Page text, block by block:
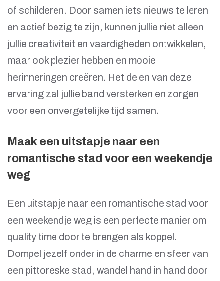
of schilderen. Door samen iets nieuws te leren
en actief bezig te zijn, kunnen jullie niet alleen
jullie creativiteit en vaardigheden ontwikkelen,
maar ook plezier hebben en mooie
herinneringen creëren. Het delen van deze
ervaring zal jullie band versterken en zorgen
voor een onvergetelijke tijd samen.
Maak een uitstapje naar een
romantische stad voor een weekendje
weg
Een uitstapje naar een romantische stad voor
een weekendje weg is een perfecte manier om
quality time door te brengen als koppel.
Dompel jezelf onder in de charme en sfeer van
een pittoreske stad, wandel hand in hand door